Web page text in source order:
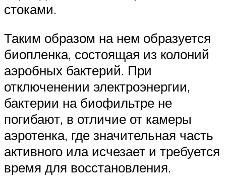
стоками.
Таким образом на нем образуется
биопленка, состоящая из колоний
аэробных бактерий. При
отключенении электроэнергии,
бактерии на биофильтре не
погибают, в отличие от камеры
аэротенка, где значительная часть
активного ила исчезает и требуется
время для восстановления.